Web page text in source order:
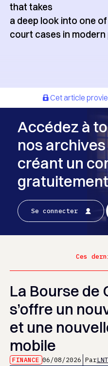
that takes
a deep look into one
court cases in modern
Cet article
Accédez à
nos
créant un
Se connecter
Ces
La Bourse de
s’offre un
et une
mobile
FINANCE 06/08/2026 ParLNT